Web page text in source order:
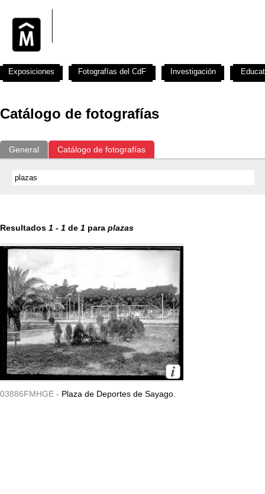
Catálogo de fotografías
General Catálogo de fotografías
Resultados 1 - 1 de 1 para plazas
03886FMHGE - Plaza de Deportes de Sayago.
Exposiciones Fotografías del CdF Investigación